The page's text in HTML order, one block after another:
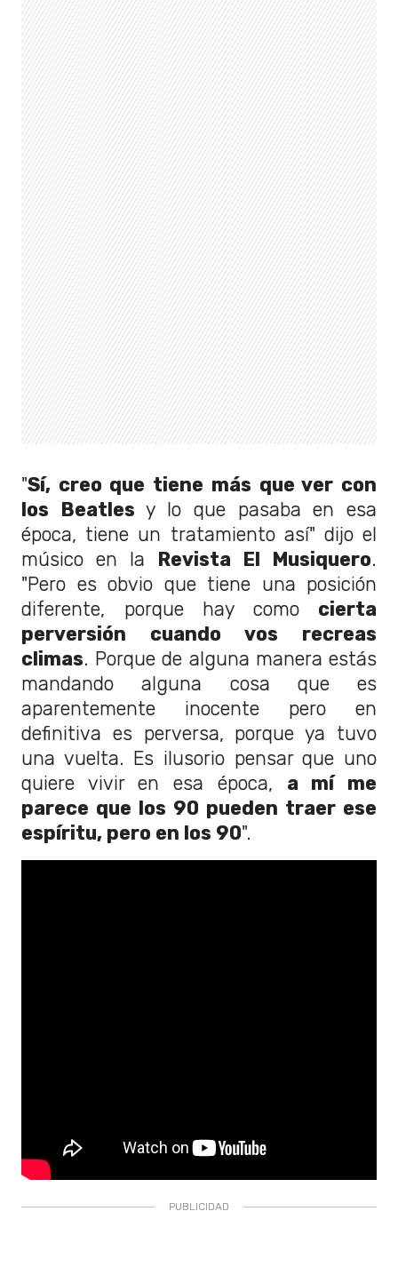
"Sí, creo que tiene más que ver con
los Beatles y lo que pasaba en esa
época, tiene un tratamiento así" dijo el
músico en la Revista El Musiquero.
"Pero es obvio que tiene una posición
diferente, porque hay como cierta
perversión cuando vos recreas
climas. Porque de alguna manera estás
mandando alguna cosa que es
aparentemente inocente pero en
definitiva es perversa, porque ya tuvo
una vuelta. Es ilusorio pensar que uno
quiere vivir en esa época, a mí me
parece que los 90 pueden traer ese
espíritu, pero en los 90".